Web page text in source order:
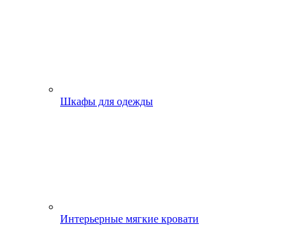
Шкафы для одежды
Интерьерные мягкие кровати